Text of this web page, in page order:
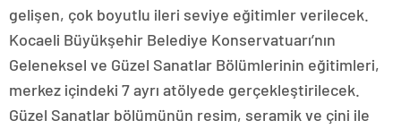
gelişen, çok boyutlu ileri seviye eğitimler verilecek.
Kocaeli Büyükşehir Belediye Konservatuarı’nın
Geleneksel ve Güzel Sanatlar Bölümlerinin eğitimleri,
merkez içindeki 7 ayrı atölyede gerçekleştirilecek.
Güzel Sanatlar bölümünün resim, seramik ve çini ile